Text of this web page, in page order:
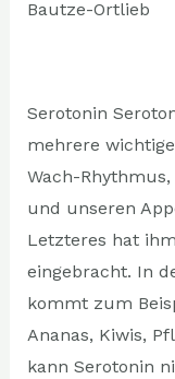
Bautze-Ortlieb
Serotonin
mehrere
Wach-
und unseren
Letzteres hat
eingebracht. In
kommt zum
Ananas, Kiwis,
kann Serotonin
unsere